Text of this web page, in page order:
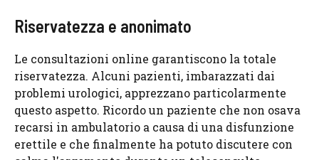
Riservatezza e anonimato
Le consultazioni online garantiscono la totale
riservatezza. Alcuni pazienti, imbarazzati dai
problemi urologici, apprezzano particolarmente
questo aspetto. Ricordo un paziente che non osava
recarsi in ambulatorio a causa di una disfunzione
erettile e che finalmente ha potuto discutere con